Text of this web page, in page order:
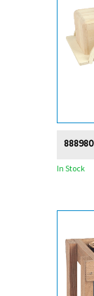
888980
In Stock